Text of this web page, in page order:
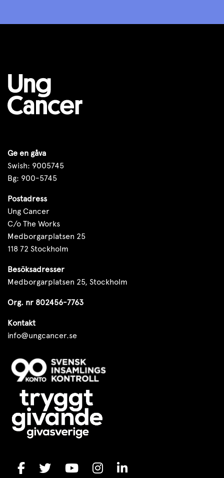
Ge en gåva
Swish: 9005745
Bg: 900-5745
Postadress
Ung Cancer
C/o The Works
Medborgarplatsen 25
118 72 Stockholm
Besöksadresser
Medborgarplatsen 25, Stockholm
Org. nr 802456-7763
Kontakt
info@ungcancer.se